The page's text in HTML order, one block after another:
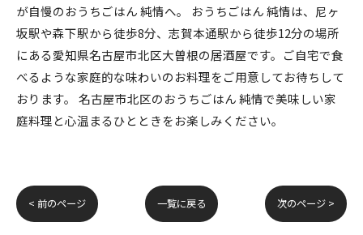
が自慢のおうちごはん 純情へ。 おうちごはん 純情は、尼ヶ
坂駅や森下駅から徒歩8分、志賀本通駅から徒歩12分の場所
にある愛知県名古屋市北区大曽根の居酒屋です。ご自宅で食
べるような家庭的な味わいのお料理をご用意してお待ちして
おります。 名古屋市北区のおうちごはん 純情で美味しい家
庭料理と心温まるひとときをお楽しみください。
< 前のページ 一覧に戻る 次のページ >